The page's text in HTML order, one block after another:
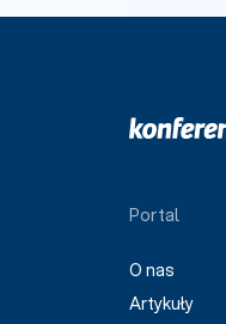
Portal
O nas
Artykuły